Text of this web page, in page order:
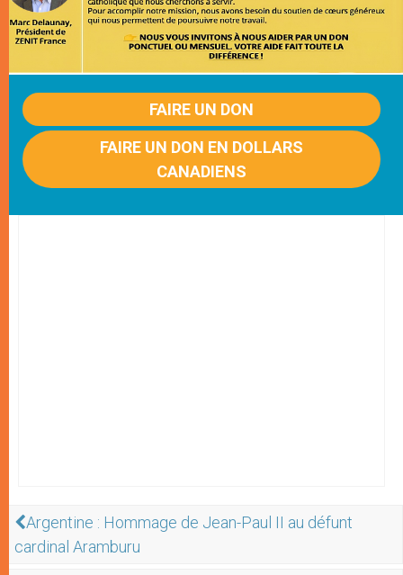
FAIRE UN DON
FAIRE UN DON EN DOLLARS
CANADIENS
Argentine : Hommage de Jean-Paul II au défunt
cardinal Aramburu